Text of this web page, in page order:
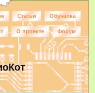
Статьи Обучалка
О проекте Форум